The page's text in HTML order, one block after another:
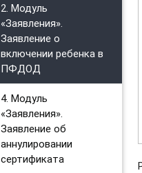
2. Модуль
«Заявления».
Заявление о
включении ребенка в
ПФДОД
4. Модуль
«Заявления».
Заявление об
аннулировании
сертификата